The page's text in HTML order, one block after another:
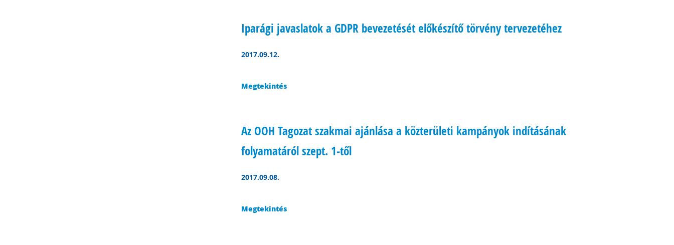
Iparági javaslatok a GDPR bevezetését előkészítő törvény tervezetéhez
2017.09.12.
Megtekintés
Az OOH Tagozat szakmai ajánlása a közterületi kampányok indításának
folyamatáról szept. 1-től
2017.09.08.
Megtekintés